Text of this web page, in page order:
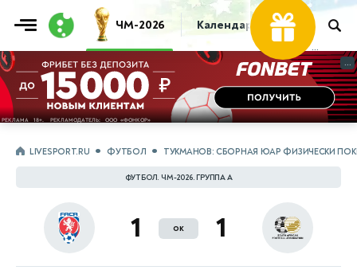
ЧМ-2026 Календарь Таблица
...
...
LIVESPORT.RU ФУТБОЛ ТУКМАНОВ: СБОРНАЯ ЮАР ФИЗИЧЕСКИ
ФУТБОЛ. ЧМ-2026. ГРУППА A
1 ок 1